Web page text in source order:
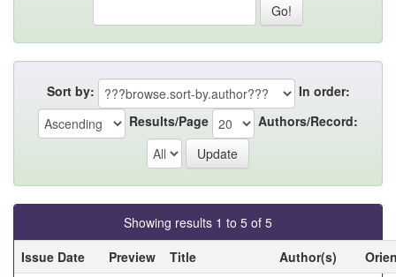
Sort by:
In order:
Results/Page
Authors/Record:
Showing results 1 to 5 of 5
Issue Date
Preview Title Author(s)